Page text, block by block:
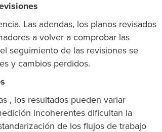
Las adendas, los planos revisados
a volver a comprobar las
seguimiento de las revisiones se
y cambios perdidos.
, los resultados pueden variar
incoherentes dificultan la
de los flujos de trabajo